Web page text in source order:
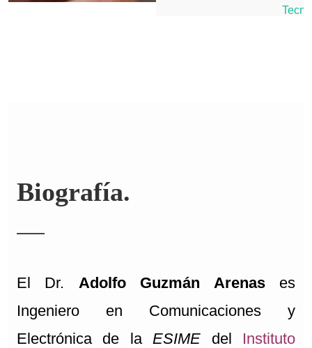
Biografía.
El Dr. Adolfo Guzmán Arenases
Ingeniero en Comunicaciones y
Electrónica de laESIME del Instituto